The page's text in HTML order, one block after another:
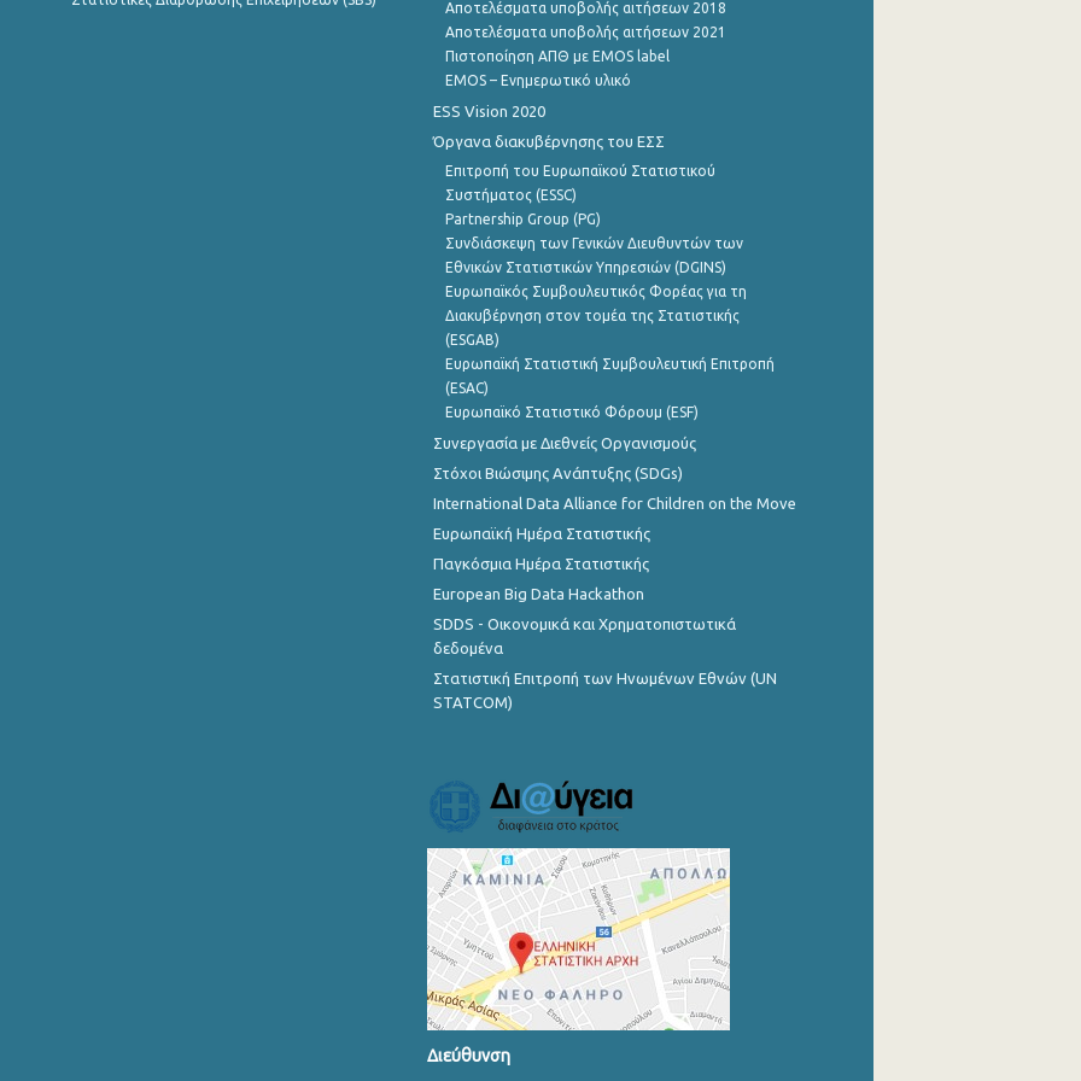
Αποτελέσματα υποβολής αιτήσεων 2018
Αποτελέσματα υποβολής αιτήσεων 2021
Πιστοποίηση ΑΠΘ με EMOS label
EMOS – Ενημερωτικό υλικό
ESS Vision 2020
Όργανα διακυβέρνησης του ΕΣΣ
Επιτροπή του Ευρωπαϊκού Στατιστικού
Συστήματος (ESSC)
Partnership Group (PG)
Συνδιάσκεψη των Γενικών Διευθυντών των
Εθνικών Στατιστικών Υπηρεσιών (DGINS)
Ευρωπαϊκός Συμβουλευτικός Φορέας για τη
Διακυβέρνηση στον τομέα της Στατιστικής
(ESGAB)
Ευρωπαϊκή Στατιστική Συμβουλευτική Επιτροπή
(ESAC)
Ευρωπαϊκό Στατιστικό Φόρουμ (ESF)
Συνεργασία με Διεθνείς Οργανισμούς
Στόχοι Βιώσιμης Ανάπτυξης (SDGs)
International Data Alliance for Children on the Move
Ευρωπαϊκή Ημέρα Στατιστικής
Παγκόσμια Ημέρα Στατιστικής
European Big Data Hackathon
SDDS - Οικονομικά και Χρηματοπιστωτικά
δεδομένα
Στατιστική Επιτροπή των Ηνωμένων Εθνών (UN
STATCOM)
Διεύθυνση